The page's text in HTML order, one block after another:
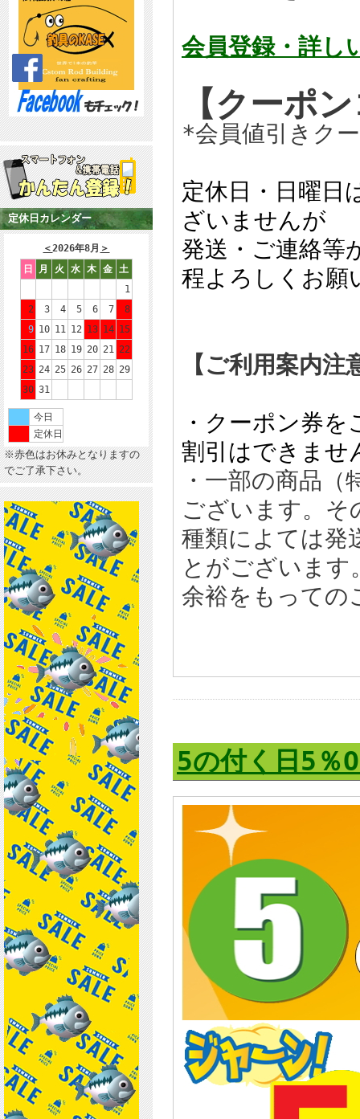
定休日カレンダー
＜2026年8月 ＞
日
月 火 水 木 金
土
1
2
3 4 5 6 7
8
9 10 11 12 13 14 15
16 17 18 19 20 21 22
23 24 25 26 27 28 29
30 31
今日
定休日
※赤色はお休みとなりますの
でご了承下さい。
会員登録・詳し
【クー
*会員値引きク
定休日・日曜日
ざいませんが
発送・ご連絡等
程よろしくお願
【ご利用案内注
・クーポン券
割引はできませ
・一部の商品
ございます。そ
種類によては発
とがございます
余裕をもっての
5の付く日5％